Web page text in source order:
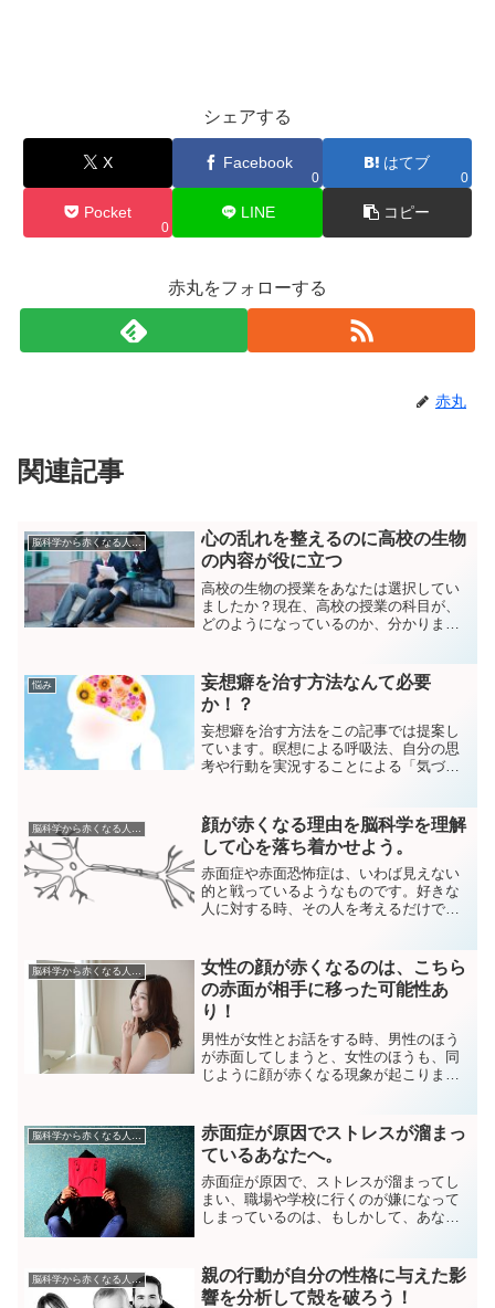
シェアする
X Facebook
0
はてブ
0
Pocket
0
LINE コピー
赤丸をフォローする
赤丸
関連記事
脳科学から赤くなる人を分析
心の乱れを整えるのに高校の生物
の内容が役に立つ
高校の生物の授業をあなたは選択してい
ましたか？現在、高校の授業の科目が、
どのようになっているのか、分かりませ
トやら、脳に関する本やらで、顔が赤く
なる原因について調べてい...
悩み
妄想癖を治す方法なんて必要
か！？
妄想癖を治す方法をこの記事では提案し
ています。瞑想による呼吸法、自分の思
考や行動を実況することによる「気づき
っています。
顔が赤くなる理由を脳科学を理解
して心を落ち着かせよう。
赤面症や赤面恐怖症は、いわば見えない
的と戦っているようなものです。好きな
人に対する時、その人を考えるだけでも
くなってしまう。誰だ！私に赤面症とい
う試練を与えたのは！どう...
女性の顔が赤くなるのは、こちら
の赤面が相手に移った可能性あ
り！
男性が女性とお話をする時、男性のほう
が赤面してしまうと、女性のほうも、同
じように顔が赤くなる現象が起こりま
脳科学から赤くなる人を分析
赤面症が原因でストレスが溜まっ
ているあなたへ。
赤面症が原因で、ストレスが溜まってし
まい、職場や学校に行くのが嫌になって
しまっているのは、もしかして、あなた
人とコミュニケーションしたあとで、い
つもモヤモヤした精神状態...
脳科学から赤くなる人を分析
親の行動が自分の性格に与えた影
響を分析して殻を破ろう！